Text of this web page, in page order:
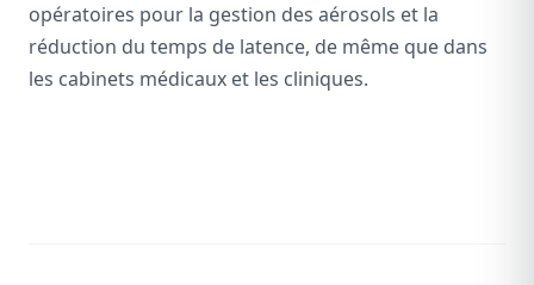
opératoires pour la gestion des aérosols et la
réduction du temps de latence, de même que dans
les cabinets médicaux et les cliniques.